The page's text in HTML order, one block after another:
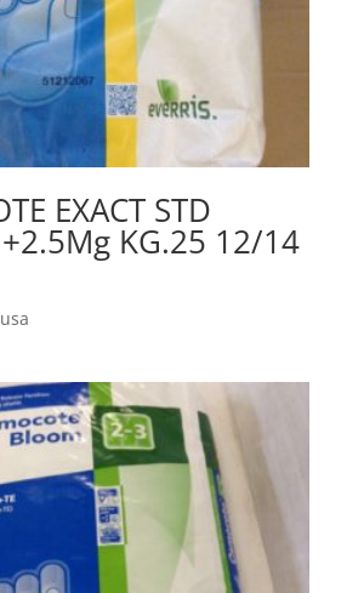
EXACT STD
KG.25 12/14